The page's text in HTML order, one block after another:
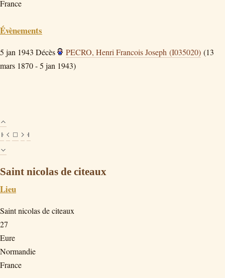
France
Évènements
5 jan 1943 Décès PECRO, Henri Francois Joseph (I035020) (13
mars 1870 - 5 jan 1943)
Saint nicolas de citeaux
Lieu
Saint nicolas de citeaux
27
Eure
Normandie
France